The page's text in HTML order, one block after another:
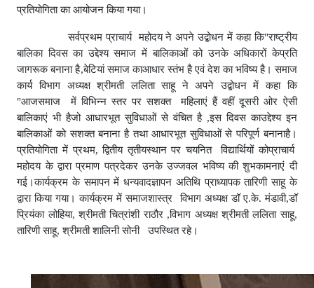
प्रतियोगिता का आयोजन किया गया।
सर्वप्रथम प्राचार्य महोदय ने अपने उद्बोधन में कहा कि"राष्ट्रीय
बालिका दिवस का उद्देश्य समाज में बालिकाओं को उनके अधिकारों केप्रति
जागरूक बनाना है,बेटियां समाज काआधार स्तंभ है एवं देश का भविष्य है। समाज
कार्य विभाग अध्यक्ष श्रीमती ललिता साहू ने अपने उद्बोधन में कहा कि
"आजसमाज में विभिन्न स्तर पर सशक्त महिलाएं हैं वहीं दूसरी ओर ऐसी
बालिकाएं भी हैजो आधारभूत सुविधाओं से वंचित है ,इस दिवस काउद्देश्य इन
बालिकाओं को सशक्त बनाना है तथा आधारभूत सुविधाओं से परिपूर्ण बनानाहै।
प्रतियोगिता में प्रथम, द्वितीय तृतीयस्थान पर चयनित विद्यार्थियों कोप्राचार्य
महोदय के द्वारा प्रमाण पत्रदेकर उनके उज्जवल भविष्य की शुभकामनाएं दी
गई।कार्यक्रम के समापन में धन्यवादज्ञापन अतिथि प्राध्यापक तारिणी साहू के
द्वारा किया गया। कार्यक्रम में समाजशास्त्र विभाग अध्यक्ष डॉ ए.के. मंडावी,डॉ
प्रियंका लोहिया, श्रीमती चित्रांशी राठौर ,विभाग अध्यक्ष श्रीमती ललिता साहू,
तारिणी साहू, श्रीमती शालिनी सोनी उपस्थित रहे।